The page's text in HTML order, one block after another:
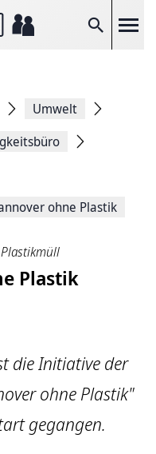
Suche
Umwelt
ohne Plastik
Plastik
die Initiative der
ohne Plastik"
gegangen.